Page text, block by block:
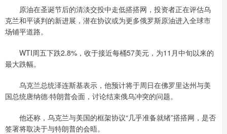
原油在圣诞节后的清淡交投中走低搭搭网，投资者正在评估乌
克兰和平谈判的新进展，潜在协议或为更多俄罗斯原油进入全球市
场铺平道路。
WTI周五下跌2.8%，收于接近每桶57美元，为11月中旬以来的
最大跌幅。
乌克兰总统泽连斯基表示，他预计将于周日在佛罗里达州与美
国总统唐纳德·特朗普会面，讨论结束俄乌冲突的问题。
他还称，乌克兰与美国的框架协议“几乎准备就绪”搭搭网，是否
签署将取决于与特朗普的会晤。